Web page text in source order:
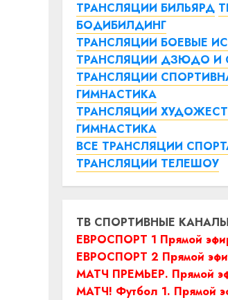
ТРАНСЛЯЦИИ БИЛЬЯРД
БОДИБИЛДИНГ
ТРАНСЛЯЦИИ БОЕВЫЕ
ТРАНСЛЯЦИИ ДЗЮДО И
ТРАНСЛЯЦИИ
ГИМНАСТИКА
ТРАНСЛЯЦИИ
ГИМНАСТИКА
ВСЕ ТРАНСЛЯЦИИ
ТРАНСЛЯЦИИ ТЕЛЕШОУ
ТВ СПОРТИВНЫЕ КАНАЛЫ
ЕВРОСПОРТ 1 Прямой
ЕВРОСПОРТ 2 Прямой
МАТЧ ПРЕМЬЕР. Прямой
МАТЧ! Футбол 1. Прямой